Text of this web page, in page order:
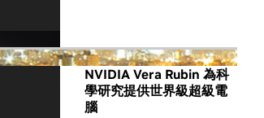
NVIDIA Vera Rubin 為科
學研究提供世界級超級電
腦